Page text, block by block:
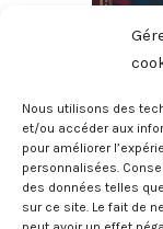
Nous utilisons des
et/ou accéder aux
pour améliorer
personnalisées.
des données telles
sur ce site. Le fait de